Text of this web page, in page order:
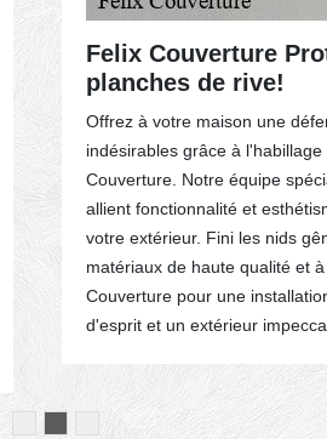
Felix Couverture
planches de rive!
Offrez à votre maison une
indésirables grâce à
Couverture. Notre équipe
allient fonctionnalité et
votre extérieur. Fini les nids
matériaux de haute qualité et
Couverture pour une
d'esprit et un extérieur